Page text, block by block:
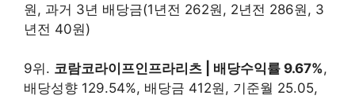
원, 과거 3년 배당금(1년전 262원, 2년전 286원, 3
년전 40원)
9위. 코람코라이프인프라리츠 | 배당수익률 9.67%,
배당성향 129.54%, 배당금 412원, 기준월 25.05,